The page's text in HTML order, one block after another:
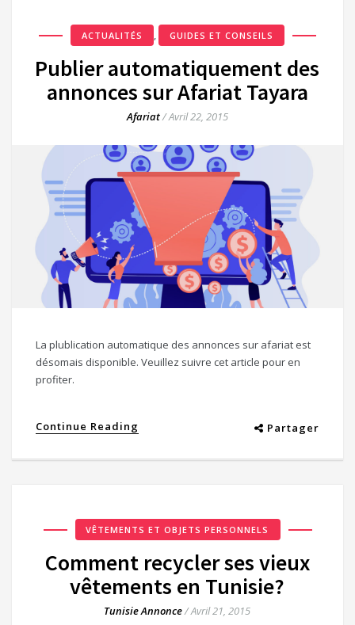
ACTUALITÉS , GUIDES ET CONSEILS
Publier automatiquement des
annonces sur Afariat Tayara
Afariat/Avril 22, 2015
La plublication automatique des annonces sur afariat est
désomais disponible. Veuillez suivre cet article pour en
profiter.
Continue Reading Partager
VÊTEMENTS ET OBJETS PERSONNELS
Comment recycler ses vieux
vêtements en Tunisie?
Tunisie Annonce/Avril 21, 2015